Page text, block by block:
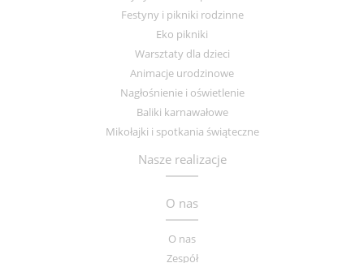
Festyny i pikniki rodzinne
Eko pikniki
Warsztaty dla dzieci
Animacje urodzinowe
Nagłośnienie i oświetlenie
Baliki karnawałowe
Mikołajki i spotkania świąteczne
Nasze realizacje
O nas
O nas
Zespół